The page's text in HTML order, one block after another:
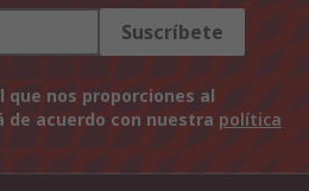
Suscríbete
nos proporciones al
de acuerdo con nuestra política